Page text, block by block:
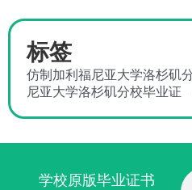
标签
仿制加利福尼亚大学洛杉矶
尼亚大学洛杉矶分校毕业证
学校原版毕业证书